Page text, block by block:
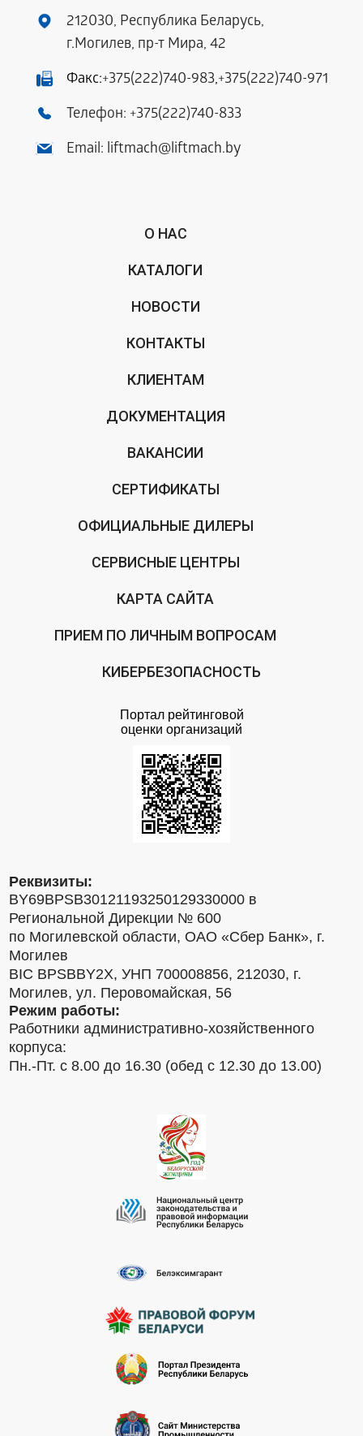
212030, Республика Беларусь,
г.Могилев, пр-т Мира, 42
Факс:+375(222)740-983,+375(222)740-971
Телефон: +375(222)740-833
Email: liftmach@liftmach.by
О НАС
КАТАЛОГИ
НОВОСТИ
КОНТАКТЫ
КЛИЕНТАМ
ДОКУМЕНТАЦИЯ
ВАКАНСИИ
СЕРТИФИКАТЫ
ОФИЦИАЛЬНЫЕ ДИЛЕРЫ
СЕРВИСНЫЕ ЦЕНТРЫ
КАРТА САЙТА
ПРИЕМ ПО ЛИЧНЫМ ВОПРОСАМ
КИБЕРБЕЗОПАСНОСТЬ
Портал рейтинговой
оценки организаций
Реквизиты:
BY69BPSB30121193250129330000 в
Региональной Дирекции № 600
по Могилевской области, ОАО «Сбер Банк», г.
Могилев
BIC BPSBBY2X, УНП 700008856, 212030, г.
Могилев, ул. Перовомайская, 56
Режим работы:
Работники административно-хозяйственного
корпуса:
Пн.-Пт. с 8.00 до 16.30 (обед с 12.30 до 13.00)